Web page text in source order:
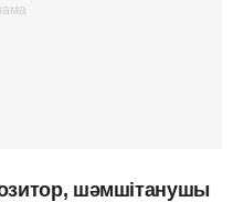
шәмшітанушы